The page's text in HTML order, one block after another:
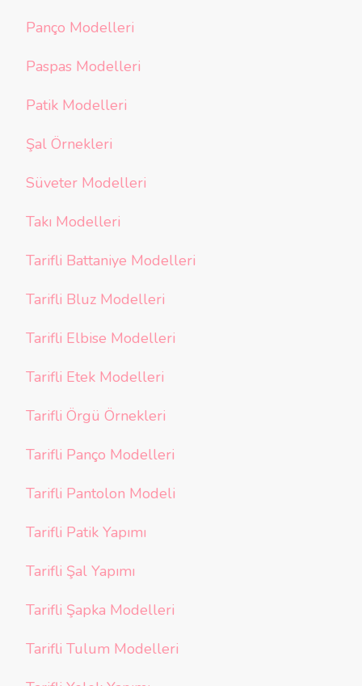
Panço Modelleri
Paspas Modelleri
Patik Modelleri
Şal Örnekleri
Süveter Modelleri
Takı Modelleri
Tarifli Battaniye Modelleri
Tarifli Bluz Modelleri
Tarifli Elbise Modelleri
Tarifli Etek Modelleri
Tarifli Örgü Örnekleri
Tarifli Panço Modelleri
Tarifli Pantolon Modeli
Tarifli Patik Yapımı
Tarifli Şal Yapımı
Tarifli Şapka Modelleri
Tarifli Tulum Modelleri